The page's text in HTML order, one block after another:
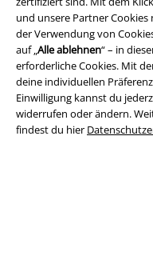
und unsere Partner
der Verwendung von
auf „Alle ablehnen“ – in
erforderliche Cookies. Mit
deine individuellen
Einwilligung kannst du
widerrufen oder ändern.
findest du hier
AGB
Impressum
Datenschutz
Entsorgung und